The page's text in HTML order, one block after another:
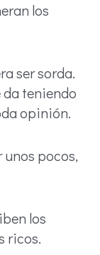
los
ser sorda.
da teniendo
opinión.
pocos,
los
ricos.